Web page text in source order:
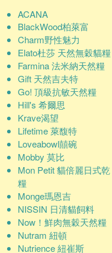
ACANA
BlackWood柏萊富
Charm野性魅力
Elato杜莎 天然無穀貓糧
Farmina 法米納天然糧
Gift 天然吉夫特
Go! 頂級抗敏天然糧
Hill's 希爾思
Krave渴望
Lifetime 萊馥特
Loveabowl囍碗
Mobby 莫比
Mon Petit 貓倍麗日式乾
糧
Monge瑪恩吉
NISSIN 日清貓飼料
Now！鮮肉無穀天然糧
Nutram 紐頓
Nutrience 紐崔斯